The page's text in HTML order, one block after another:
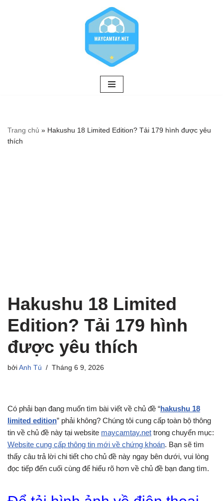
Trang chủ » Hakushu 18 Limited Edition? Tải 179 hình được yêu
thích
Hakushu 18 Limited
Edition? Tải 179 hình
được yêu thích
bởi Anh Tú Tháng 6 9, 2026
Có phải bạn đang muốn tìm bài viết về chủ đề “hakushu 18
limited edition” phải không? Chúng tôi cung cấp toàn bộ thông
tin về chủ đề này tại website maycamtay.net trong chuyển mục:
Website cung cấp thông tin mới về chứng khoán. Bạn sẽ tìm
thấy câu trả lời chi tiết cho chủ đề này ngay bên dưới, vui lòng
đọc tiếp đến cuối cùng để hiểu rõ hơn về chủ đề bạn đang tìm.